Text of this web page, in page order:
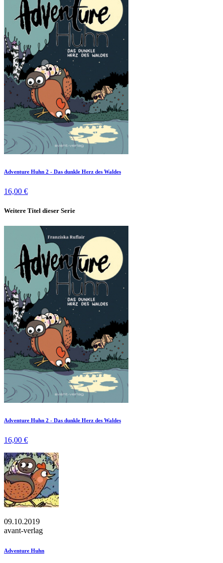
Adventure Huhn 2 - Das dunkle Herz des Waldes
16,00 €
Weitere Titel dieser Serie
Adventure Huhn 2 - Das dunkle Herz des Waldes
16,00 €
09.10.2019
avant-verlag
Adventure Huhn